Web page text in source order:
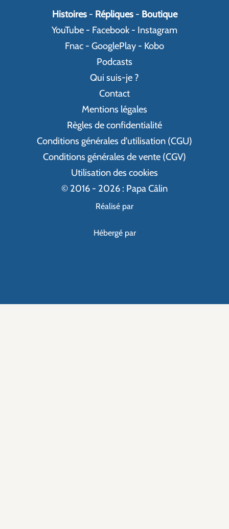
Histoires- Répliques- Boutique
YouTube - Facebook - Instagram
Fnac - GooglePlay - Kobo
Podcasts
Qui suis-je ?
Contact
Mentions légales
Règles de confidentialité
Conditions générales d'utilisation (CGU)
Conditions générales de vente (CGV)
Utilisation des cookies
© 2016 - 2026 : Papa Câlin
Réalisé par
Hébergé par